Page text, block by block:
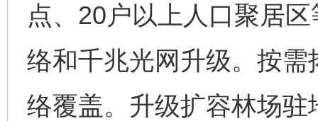
点、20户以上人口聚居
络和千兆光网升级。按
络覆盖。升级扩容林场